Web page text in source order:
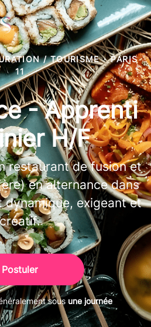
/ TOURISME · PARIS
11
- Apprenti
H/F
restaurant de fusion et
en alternance dans
dynamique, exigeant et
créatif.
Postuler
sous une journée